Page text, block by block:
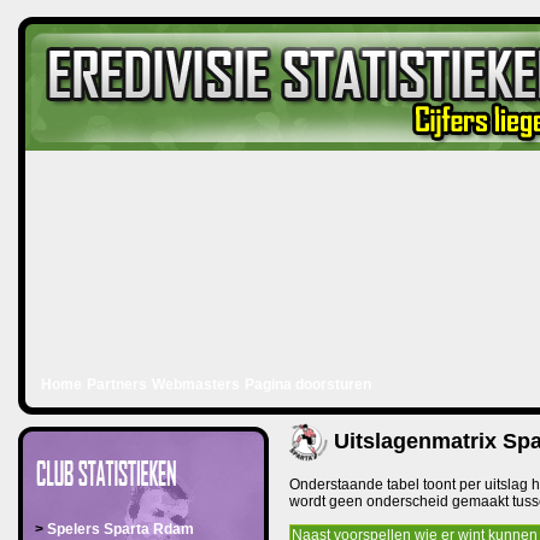
Uitslagenmatrix
Onderstaande tabel toont per uitslag
wordt geen onderscheid gemaakt
Naast voorspellen wie er wint
> Spelers Sparta Rdam